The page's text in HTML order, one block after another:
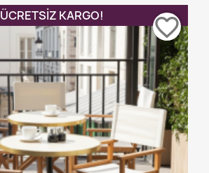
ÜCRETSIZ KARGO!
favorite_border